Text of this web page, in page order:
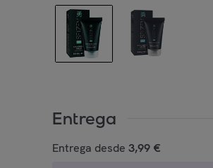
Entrega
Entrega desde 3,99 €